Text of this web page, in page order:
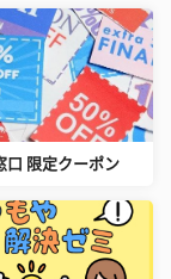
口 限定クーポン